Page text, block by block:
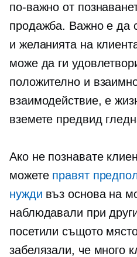
по-важно от
продажба. Важно е да
и желанията на
може да ги
положително и
взаимодействие, е
вземете предвид
Ако не познавате
можете правят
нужди въз основа на
наблюдавали при
посетили същото
забелязали, че много